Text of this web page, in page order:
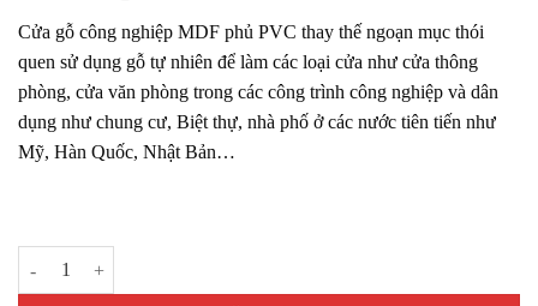
Cửa gỗ công nghiệp MDF phủ PVC thay thế ngoạn mục thói
quen sử dụng gỗ tự nhiên để làm các loại cửa như cửa thông
phòng, cửa văn phòng trong các công trình công nghiệp và dân
dụng như chung cư, Biệt thự, nhà phố ở các nước tiên tiến như
Mỹ, Hàn Quốc, Nhật Bản…
Cửa gỗ công nghiệp MDF phủ PVC KD.1061 số lượng